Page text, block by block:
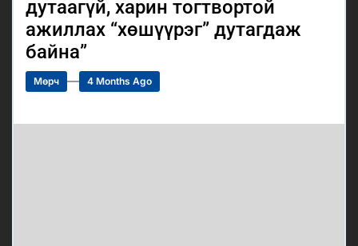
дутаагүй, харин тогтвортой
ажиллах “хөшүүрэг” дутагдаж
байна”
Мөрч 4 Months Ago